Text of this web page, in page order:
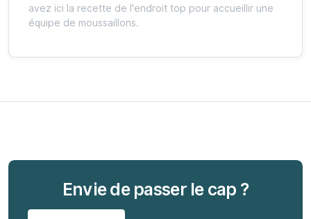
avez ici la recette de l'endroit top pour accueillir une
équipe de moussaillons.
Envie de passer le cap ?